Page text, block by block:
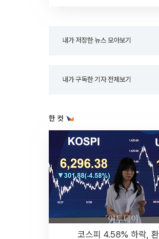
내가 저장한 뉴스 모아보기
내가 구독한 기자 전체보기
한 컷
코스피 4.58% 하락,